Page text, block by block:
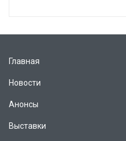
Главная
Новости
Анонсы
Выставки